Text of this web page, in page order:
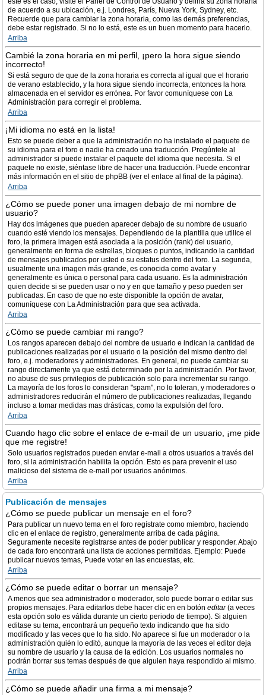
de acuerdo a su ubicación, e.j. Londres, París, Nueva York, Sydney, etc.
Recuerde que para cambiar la zona horaria, como las demás preferencias,
debe estar registrado. Si no lo está, este es un buen momento para hacerlo.
Arriba
Cambié la zona horaria en mi perfil, ¡pero la hora sigue siendo
incorrecto!
Si está seguro de que de la zona horaria es correcta al igual que el horario
de verano establecido, y la hora sigue siendo incorrecta, entonces la hora
almacenada en el servidor es errónea. Por favor comuníquese con La
Administración para corregir el problema.
Arriba
¡Mi idioma no está en la lista!
Esto se puede deber a que la administración no ha instalado el paquete de
su idioma para el foro o nadie ha creado una traducción. Pregúntele al
administrador si puede instalar el paquete del idioma que necesita. Si el
paquete no existe, siéntase libre de hacer una traducción. Puede encontrar
más información en el sitio de phpBB (ver el enlace al final de la página).
Arriba
¿Cómo se puede poner una imagen debajo de mi nombre de
usuario?
Hay dos imágenes que pueden aparecer debajo de su nombre de usuario
cuando esté viendo los mensajes. Dependiendo de la plantilla que utilice el
foro, la primera imagen está asociada a la posición (rank) del usuario,
generalmente en forma de estrellas, bloques o puntos, indicando la cantidad
de mensajes publicados por usted o su estatus dentro del foro. La segunda,
usualmente una imagen más grande, es conocida como avatar y
generalmente es única o personal para cada usuario. Es la administración
quien decide si se pueden usar o no y en que tamaño y peso pueden ser
publicadas. En caso de que no este disponible la opción de avatar,
comuníquese con La Administración para que sea activada.
Arriba
¿Cómo se puede cambiar mi rango?
Los rangos aparecen debajo del nombre de usuario e indican la cantidad de
publicaciones realizadas por el usuario o la posición del mismo dentro del
foro, e.j. moderadores y administradores. En general, no puede cambiar su
rango directamente ya que está determinado por la administración. Por favor,
no abuse de sus privilegios de publicación solo para incrementar su rango.
La mayoría de los foros lo consideran "spam", no lo toleran, y moderadores o
administradores reducirán el número de publicaciones realizadas, llegando
incluso a tomar medidas mas drásticas, como la expulsión del foro.
Arriba
Cuando hago clic sobre el enlace de e-mail de un usuario, ¡me pide
que me registre!
Solo usuarios registrados pueden enviar e-mail a otros usuarios a través del
foro, si la administración habilita la opción. Esto es para prevenir el uso
malicioso del sistema de e-mail por usuarios anónimos.
Arriba
Publicación de mensajes
¿Cómo se puede publicar un mensaje en el foro?
Para publicar un nuevo tema en el foro regístrate como miembro, haciendo
clic en el enlace de registro, generalmente arriba de cada página.
Seguramente necesite registrarse antes de poder publicar y responder. Abajo
de cada foro encontrará una lista de acciones permitidas. Ejemplo: Puede
publicar nuevos temas, Puede votar en las encuestas, etc.
Arriba
¿Cómo se puede editar o borrar un mensaje?
A menos que sea administrador o moderador, solo puede borrar o editar sus
propios mensajes. Para editarlos debe hacer clic en en botón editar(a veces
esta opción solo es válida durante un cierto periodo de tiempo). Si alguien
editase su tema, encontrará un pequeño texto indicando que ha sido
modificado y las veces que lo ha sido. No aparece si fue un moderador o la
administración quién lo editó, aunque la mayoría de las veces el editor deja
su nombre de usuario y la causa de la edición. Los usuarios normales no
podrán borrar sus temas después de que alguien haya respondido al mismo.
Arriba
¿Cómo se puede añadir una firma a mi mensaje?